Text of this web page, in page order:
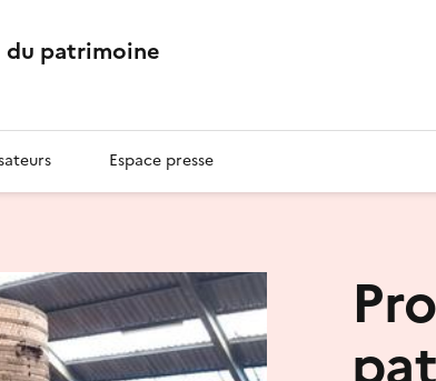
du patrimoine
Espace presse